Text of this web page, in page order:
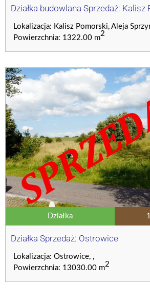
Działka budowlana Sprzedaż: Kalisz
Lokalizacja: Kalisz Pomorski, Aleja
Powierzchnia: 1322.00 m2
Działka
Działka Sprzedaż: Ostrowice
Lokalizacja: Ostrowice, ,
Powierzchnia: 13030.00 m2